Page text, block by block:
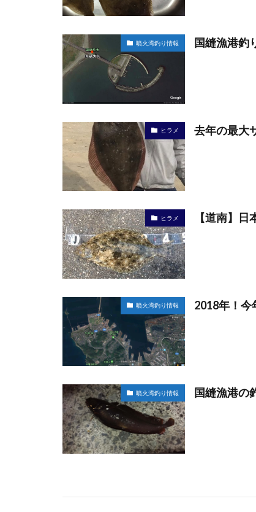
噴火湾釣り情報 国縫漁港釣
ヒラメ 去年の最大
ヒラメ 【道南】
噴火湾釣り情報 2018年！今
噴火湾釣り情報 国縫漁港の